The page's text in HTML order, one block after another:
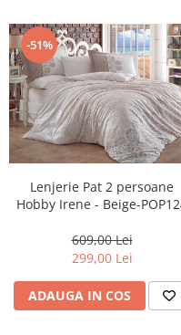
-51%
Lenjerie Pat 2 persoane
Hobby Irene - Beige-
609,00 Lei
299,00 Lei
ADAUGA IN COS